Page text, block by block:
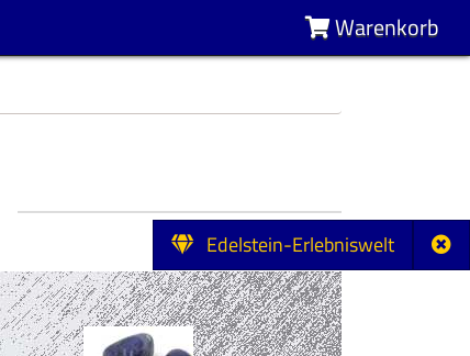
Edelstein-Erlebniswelt
Warenkorb